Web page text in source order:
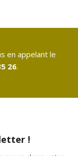
en appelant le
26.
!